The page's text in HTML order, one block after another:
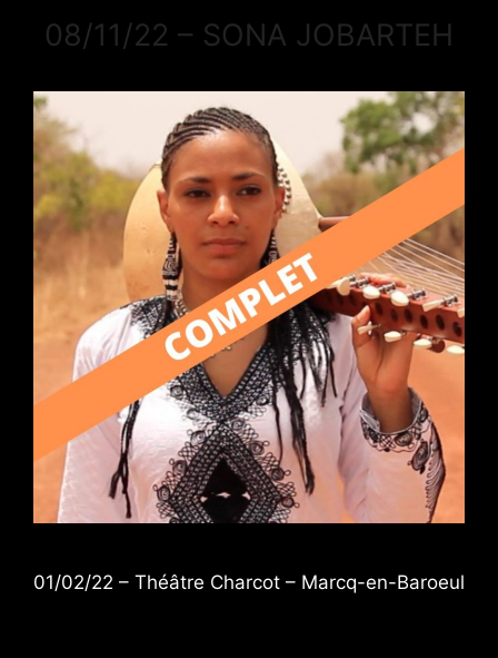
08/11/22 – SONA JOBARTEH
01/02/22 – Théâtre Charcot – Marcq-en-Baroeul